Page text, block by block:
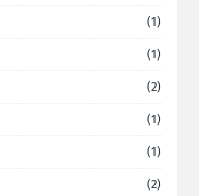
(1)
(1)
(2)
(1)
(1)
(2)